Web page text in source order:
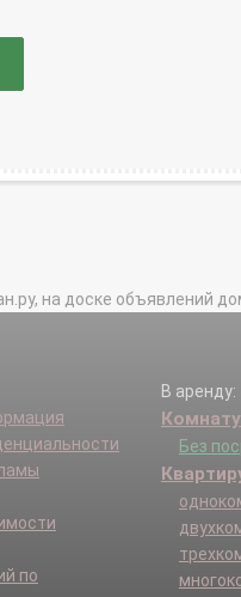
на доске объявлений
по
В аренду:
Комнату
Без